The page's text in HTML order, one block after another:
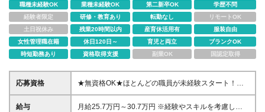
職種未経験OK 業種未経験OK 第二新卒OK
学歴不問
経験者限定
研修・教育あり 転勤なし
リモートOK
土日祝休み
残業20時間以内 産育休活用有
服装自由
女性管理職在籍
休日120日～ 育児と両立
ブランクOK
時短勤務あり
資格取得支援 副業OK 国認定取得
応募資格
★無資格OK★ほとんどの職員が未経験スタート！★
第二新卒・ブランクOK★30代・40代活躍中 ◆未経験
OK ◆学歴不問 ＼こんな方にピッタリです!／ ◎人の
給与
月給25.7万円～30.7万円 ※経験やスキルを考慮し、決